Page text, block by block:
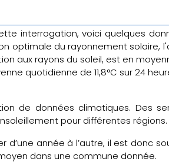
interrogation, voici quelques
optimale du rayonnement solaire,
aux rayons du soleil, est en
quotidienne de 11,8°C sur 24
de données climatiques. Des
pour différentes régions.
année à l’autre, il est donc
dans une commune donnée.